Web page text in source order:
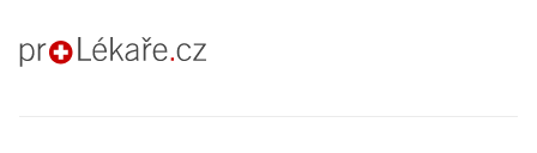
proLékaře.cz